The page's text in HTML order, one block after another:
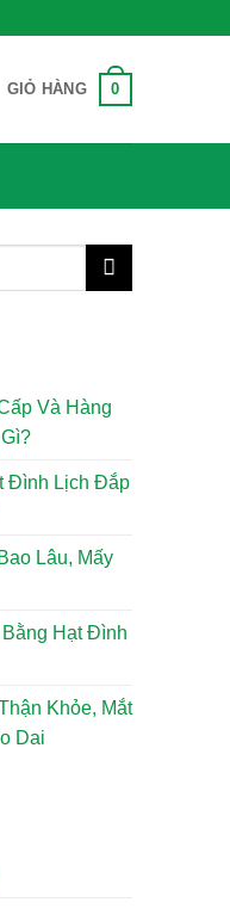
GIỎ HÀNG 0
Và Hàng
Đình Lịch Đắp
Lâu, Mấy
Bằng Hạt Đình
Khỏe, Mắt
Dai